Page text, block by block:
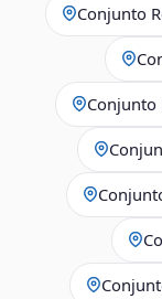
Conjunto
Conjunto